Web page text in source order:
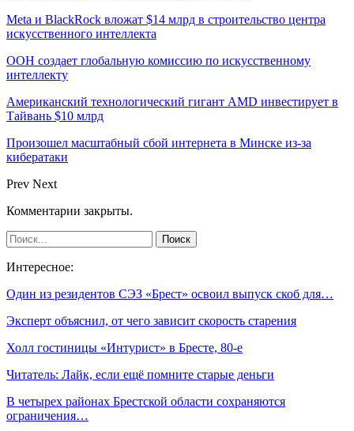
Meta и BlackRock вложат $14 млрд в строительство центра
искусственного интеллекта
ООН создает глобальную комиссию по искусственному
интеллекту
Американский технологический гигант AMD инвестирует в
Тайвань $10 млрд
Произошел масштабный сбой интернета в Минске из-за
кибератаки
Prev Next
Комментарии закрыты.
Интересное:
Один из резидентов СЭЗ «Брест» освоил выпуск скоб для…
Эксперт объяснил, от чего зависит скорость старения
Холл гостиницы «Интурист» в Бресте, 80-е
Читатель: Лайк, если ещё помните старые деньги
В четырех районах Брестской области сохраняются
ограничения…